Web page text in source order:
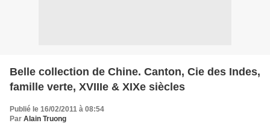
Belle collection de Chine. Canton, Cie des Indes,
famille verte, XVIIIe & XIXe siècles
Publié le 16/02/2011 à 08:54
Par Alain Truong